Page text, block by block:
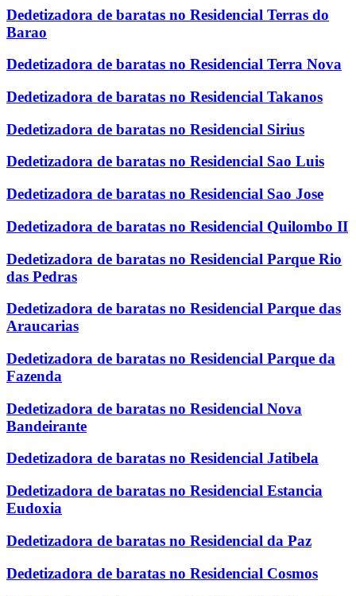
Dedetizadora de baratas no Residencial Terras do
Barao
Dedetizadora de baratas no Residencial Terra Nova
Dedetizadora de baratas no Residencial Takanos
Dedetizadora de baratas no Residencial Sirius
Dedetizadora de baratas no Residencial Sao Luis
Dedetizadora de baratas no Residencial Sao Jose
Dedetizadora de baratas no Residencial Quilombo II
Dedetizadora de baratas no Residencial Parque Rio
das Pedras
Dedetizadora de baratas no Residencial Parque das
Araucarias
Dedetizadora de baratas no Residencial Parque da
Fazenda
Dedetizadora de baratas no Residencial Nova
Bandeirante
Dedetizadora de baratas no Residencial Jatibela
Dedetizadora de baratas no Residencial Estancia
Eudoxia
Dedetizadora de baratas no Residencial da Paz
Dedetizadora de baratas no Residencial Cosmos